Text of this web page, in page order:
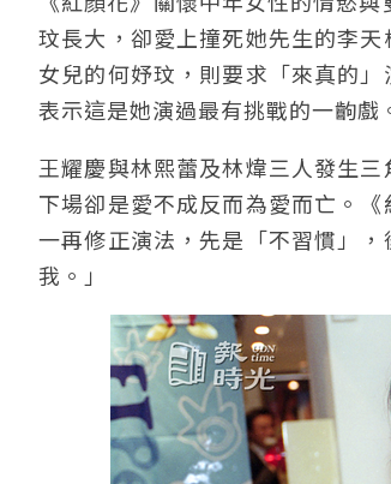
玟長大，卻愛上撞死她先生的李
女兒的何妤玟，則要求「來真的
表示這是她演過最有挑戰的一齣戲
王耀慶與林熙蕾及林煒三人發生
下場卻是愛不成反而為愛而亡。
一再修正演法，先是「不習慣」
我。」